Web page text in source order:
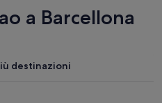
a Barcellona
destinazioni